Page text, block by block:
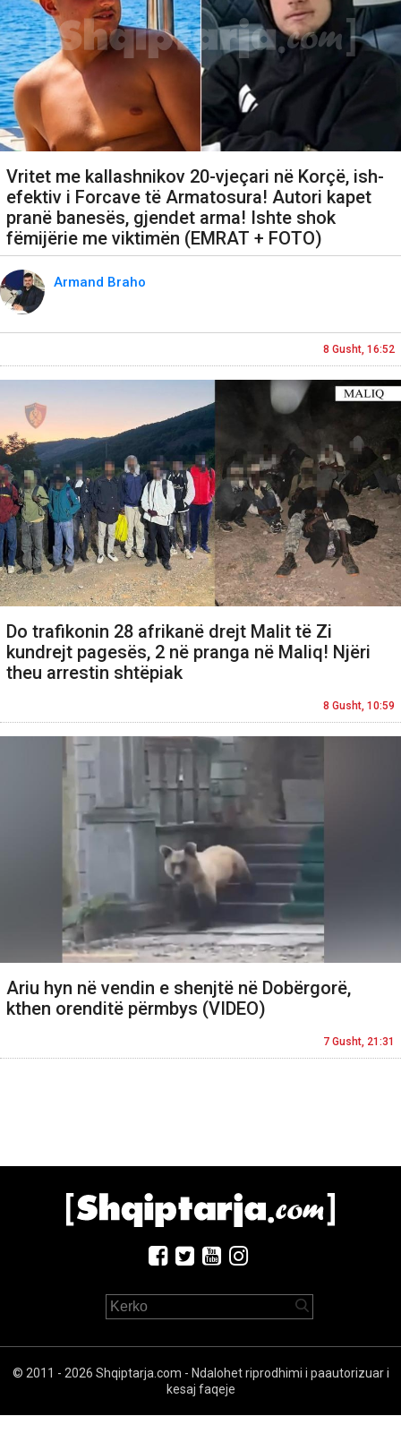
Vritet me kallashnikov 20-vjeçari në Korçë, ish-
efektiv i Forcave të Armatosura! Autori kapet
pranë banesës, gjendet arma! Ishte shok
fëmijërie me viktimën (EMRAT + FOTO)
Armand Braho
8 Gusht, 16:52
Do trafikonin 28 afrikanë drejt Malit të Zi
kundrejt pagesës, 2 në pranga në Maliq! Njëri
theu arrestin shtëpiak
8 Gusht, 10:59
Ariu hyn në vendin e shenjtë në Dobërgorë,
kthen orenditë përmbys (VIDEO)
7 Gusht, 21:31
© 2011 - 2026 Shqiptarja.com - Ndalohet riprodhimi i paautorizuar i
kesaj faqeje